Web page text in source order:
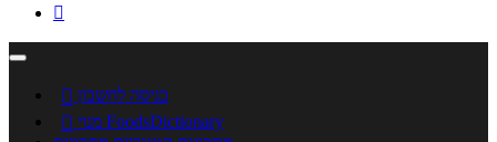

 כניסה לחשבון

מנוי FoodsDictionary